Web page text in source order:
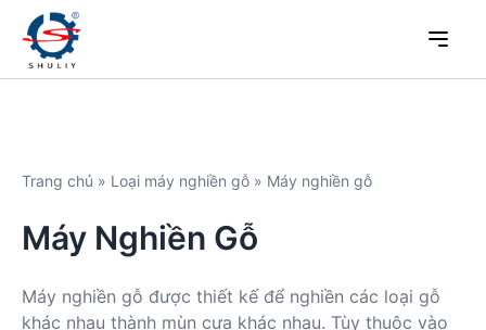
Trang chủ » Loại máy nghiền gỗ » Máy nghiền gỗ
Máy Nghiền Gỗ
Máy nghiền gỗ được thiết kế để nghiền các loại gỗ
khác nhau thành mùn cưa khác nhau. Tùy thuộc vào